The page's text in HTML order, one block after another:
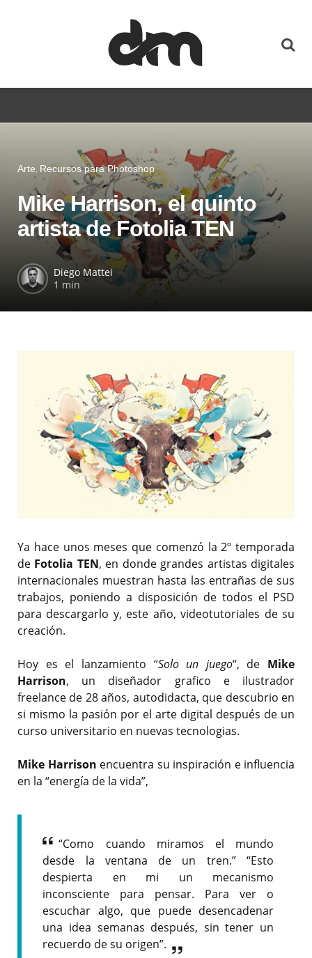
Arte Recursos para Photoshop
Mike Harrison, el quinto
artista de Fotolia TEN
Diego Mattei
1 min
Ya hace unos meses que comenzó la 2º temporada
de Fotolia TEN, en donde grandes artistas digitales
internacionales muestran hasta las entrañas de sus
trabajos, poniendo a disposición de todos el PSD
para descargarlo y, este año, videotutoriales de su
creación.
Hoy es el lanzamiento “Solo un juego“, de Mike
Harrison, un diseñador grafico e ilustrador
freelance de 28 años, autodidacta, que descubrio en
si mismo la pasión por el arte digital después de un
curso universitario en nuevas tecnologias.
Mike Harrison encuentra su inspiración e influencia
en la “energía de la vida”,
“Como cuando miramos el mundo
desde la ventana de un tren.” “Esto
despierta en mi un mecanismo
inconsciente para pensar. Para ver o
escuchar algo, que puede desencadenar
una idea semanas después, sin tener un
recuerdo de su origen”.